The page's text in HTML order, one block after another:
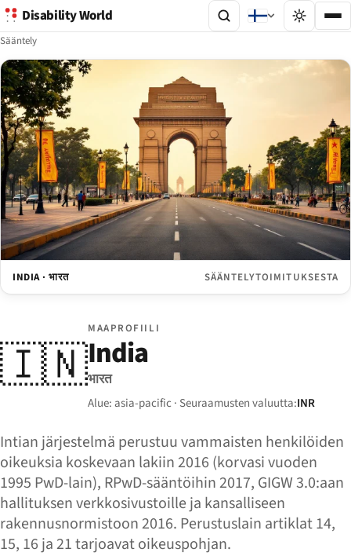
Disability World
Sääntely
INDIA · भारत SÄÄNTELYTOIMITUKSESTA
🇮🇳
MAAPROFIILI
India
भारत
Alue: asia-pacific · Seuraamusten valuutta:INR
Intian järjestelmä perustuu vammaisten henkilöiden
oikeuksia koskevaan lakiin 2016 (korvasi vuoden
1995 PwD-lain), RPwD-sääntöihin 2017, GIGW 3.0:aan
hallituksen verkkosivustoille ja kansalliseen
rakennusnormistoon 2016. Perustuslain artiklat 14,
15, 16 ja 21 tarjoavat oikeuspohjan.